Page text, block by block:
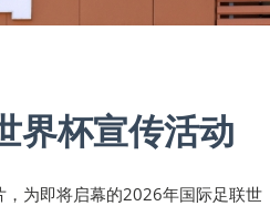
界杯宣传活动
，为即将启幕的2026年国际足联世